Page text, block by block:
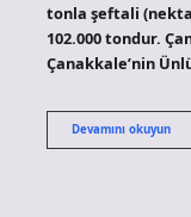
tonla şeftali
102.000 tondur.
Çanakkale’nin
Devamını okuyun